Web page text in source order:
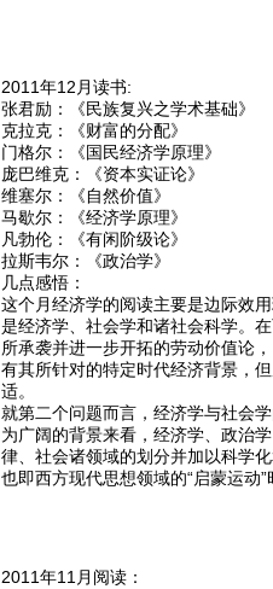
2011年12月读书:
张君励：《民族复兴之学术基础》
克拉克：《财富的分配》
门格尔：《国民经济学原理》
庞巴维克：《资本实证论》
维塞尔：《自然价值》
马歇尔：《经济学原理》
凡勃伦：《有闲阶级论》
拉斯韦尔：《政治学》
几点感悟：
这个月经济学的阅读主要是边际效
是经济学、社会学和诸社会科学。
所承袭并进一步开拓的劳动价值论
有其所针对的特定时代经济背景，
适。
就第二个问题而言，经济学与社会
为广阔的背景来看，经济学、政治
律、社会诸领域的划分并加以科学
也即西方现代思想领域的“启蒙运动
2011年11月阅读：